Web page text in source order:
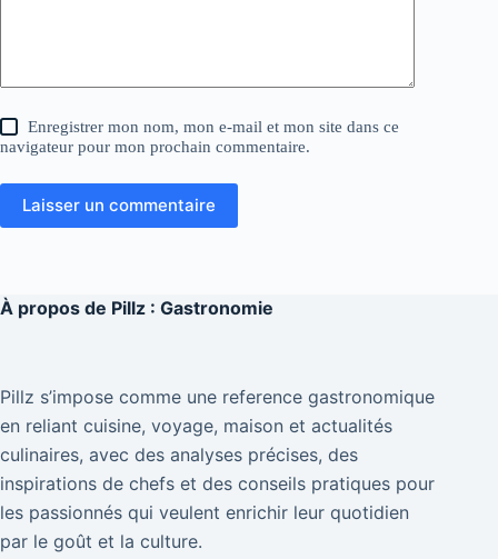
Enregistrer mon nom, mon e-mail et mon site dans ce
navigateur pour mon prochain commentaire.
Laisser un commentaire
À propos de Pillz : Gastronomie
Pillz s’impose comme une reference gastronomique
en reliant cuisine, voyage, maison et actualités
culinaires, avec des analyses précises, des
inspirations de chefs et des conseils pratiques pour
les passionnés qui veulent enrichir leur quotidien
par le goût et la culture.